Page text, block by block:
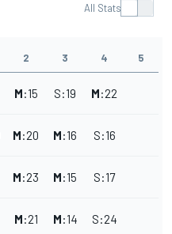
All Stats
2 3 4 5
M:15 S:19 M:22
M:20 M:16 S:16
M:23 M:15 S:17
M:21 M:14 S:24